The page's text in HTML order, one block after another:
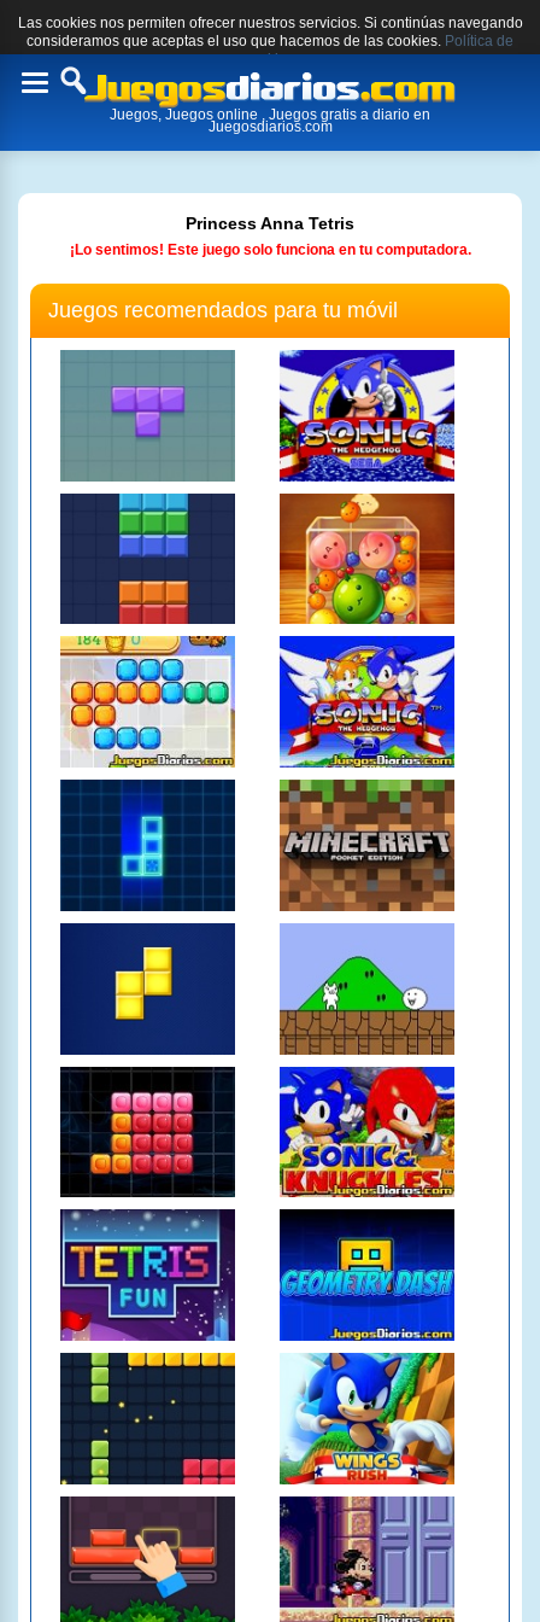
Las cookies nos permiten ofrecer nuestros servicios. Si continúas navegando
consideramos que aceptas el uso que hacemos de las cookies. Política de
cookies.
Toggle
Juegos, Juegos online , Juegos gratis a diario en
Juegosdiarios.com
Princess Anna Tetris
¡Lo sentimos! Este juego solo funciona en tu computadora.
Juegos recomendados para tu móvil